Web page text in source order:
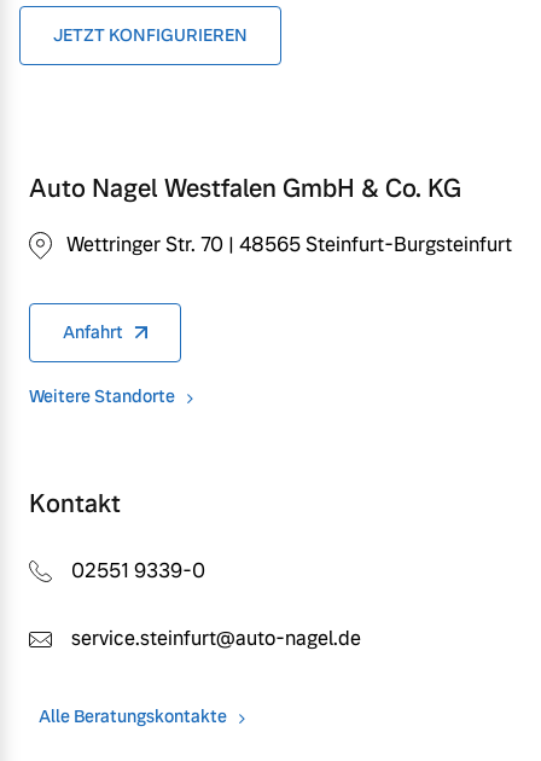
JETZT KONFIGURIEREN
Auto Nagel Westfalen GmbH & Co. KG
Wettringer Str. 70 | 48565 Steinfurt-Burgsteinfurt
Anfahrt
Weitere Standorte
Kontakt
02551 9339-0
service.steinfurt@auto-nagel.de
Alle Beratungskontakte